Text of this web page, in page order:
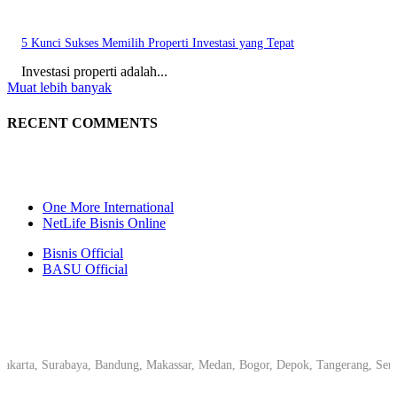
5 Kunci Sukses Memilih Properti Investasi yang Tepat
Investasi properti adalah...
Muat lebih banyak
RECENT COMMENTS
One More International
NetLife Bisnis Online
Bisnis Official
BASU Official
Bandung, Makassar, Medan, Bogor, Depok, Tangerang,